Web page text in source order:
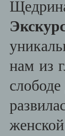
нам из